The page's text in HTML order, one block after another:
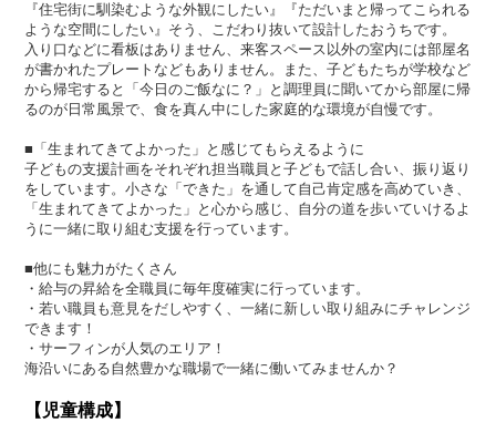
『住宅街に馴染むような外観にしたい』『ただいまと帰ってこられる
ような空間にしたい』そう、こだわり抜いて設計したおうちです。
入り口などに看板はありません、来客スペース以外の室内には部屋名
が書かれたプレートなどもありません。また、子どもたちが学校など
から帰宅すると「今日のご飯なに？」と調理員に聞いてから部屋に帰
るのが日常風景で、食を真ん中にした家庭的な環境が自慢です。
■「生まれてきてよかった」と感じてもらえるように
子どもの支援計画をそれぞれ担当職員と子どもで話し合い、振り返り
をしています。小さな「できた」を通して自己肯定感を高めていき、
「生まれてきてよかった」と心から感じ、自分の道を歩いていけるよ
うに一緒に取り組む支援を行っています。
■他にも魅力がたくさん
・給与の昇給を全職員に毎年度確実に行っています。
・若い職員も意見をだしやすく、一緒に新しい取り組みにチャレンジ
できます！
・サーフィンが人気のエリア！
海沿いにある自然豊かな職場で一緒に働いてみませんか？
【児童構成】